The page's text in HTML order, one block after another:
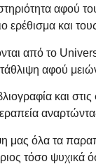
αφού
ερέθισμα και
από το
αφού
και
όλα τα
τόσο ψυχικά